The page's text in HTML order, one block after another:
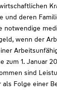
und deren
notwendige
wenn der
zum 1. Januar
sind
Folge einer